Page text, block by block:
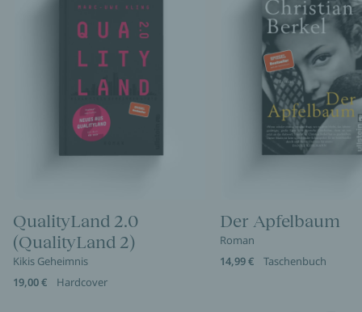
QualityLand 2.0
(QualityLand 2)
Kikis Geheimnis
19,00 €
Hardcover
Der Apfelbaum
Roman
14,99 €
Taschenbuch